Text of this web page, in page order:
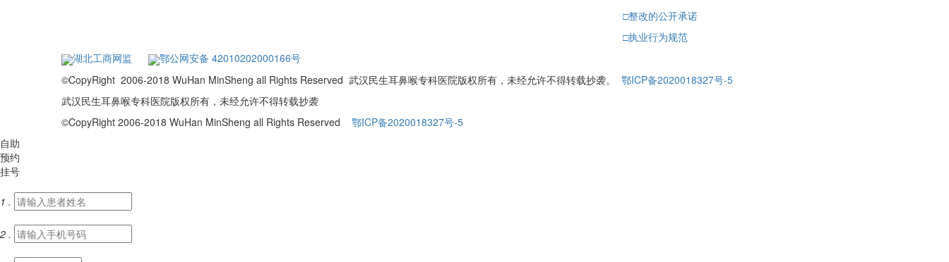
□整改的公开承诺
□执业行为规范
湖北工商网监
鄂公网安备 42010202000166号
©CopyRight 2006-2018 WuHan MinSheng all Rights Reserved 武汉民生耳鼻喉专科医院版权所有，未经允许不得转载抄袭。 鄂ICP备2020018327号-5
武汉民生耳鼻喉专科医院版权所有，未经允许不得转载抄袭
©CopyRight 2006-2018 WuHan MinSheng all Rights Reserved 鄂ICP备2020018327号-5
自助
预约
挂号
1 .
2 .